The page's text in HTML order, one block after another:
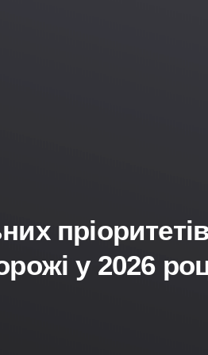
у 2026